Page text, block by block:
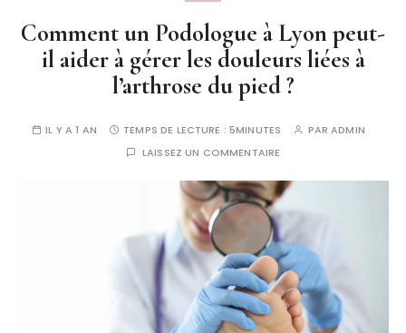
Comment un Podologue à Lyon peut-
il aider à gérer les douleurs liées à
l’arthrose du pied ?
IL Y A 1 AN TEMPS DE LECTURE :5MINUTES PARADMIN
LAISSEZ UN COMMENTAIRE